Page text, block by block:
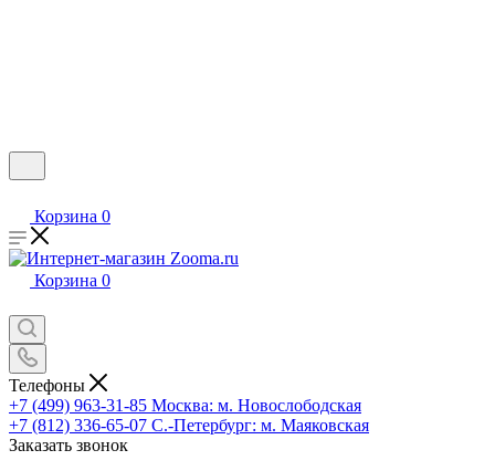
Корзина 0
Корзина 0
Телефоны
+7 (499) 963-31-85 Москва: м. Новослободская
+7 (812) 336-65-07 С.-Петербург: м. Маяковская
Заказать звонок